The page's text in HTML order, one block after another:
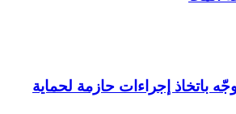
باتخاذ إجراءات حازمة لحماية